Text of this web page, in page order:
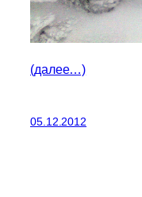
(далее…)
05.12.2012